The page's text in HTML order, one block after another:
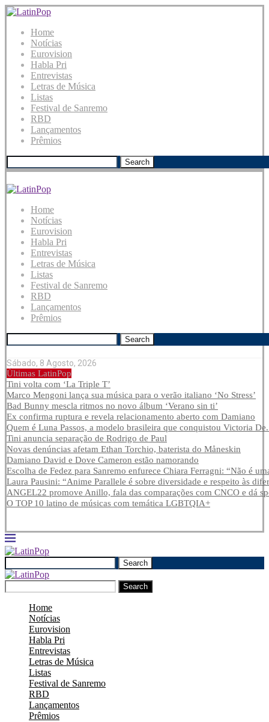
Home
Notícias
Eurovision
Habla Pri
Entrevistas
Letras de Música
Listas
Festival de Sanremo
RBD
Lançamentos
Prêmios
Search
Home
Notícias
Eurovision
Habla Pri
Entrevistas
Letras de Música
Listas
Festival de Sanremo
RBD
Lançamentos
Prêmios
Search
Sábado, 8 Agosto, 2026
Últimas LatinPop
Tini volta com ‘La Triple T’
Marco Mengoni lança sua música para o verão italiano ‘No Stress’
Bad Bunny mescla ritmos no novo álbum ‘Verano sin ti’
Ex confirma ruptura e revela relacionamento aberto com Damiano
Quem é Luna Passos, a modelo brasileira que conquistou Victoria
Tini anuncia separação de Rodrigo de Paul
Novas denúncias afetam Ethan Torchio, baterista do Måneskin
Damiano David e Dove Cameron estão namorando
Escolha de Fedez para Sanremo enfurece Chiara Ferragni: “Não é
Laura Pausini: “Anime Parallele é sobre diversidade e respeito às
ANGEL22 promove Anillo, fala das comparações com CNCO e dá
O TOP 10 latino de músicas com temática LGBTQIA+
Search
Search
Home
Notícias
Eurovision
Habla Pri
Entrevistas
Letras de Música
Listas
Festival de Sanremo
RBD
Lançamentos
Prêmios